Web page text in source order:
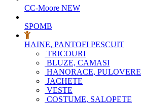
CC-Moore NEW
SPOMB
HAINE, PANTOFI PESCUIT
TRICOURI
BLUZE, CAMASI
HANORACE, PULOVERE
JACHETE
VESTE
COSTUME, SALOPETE